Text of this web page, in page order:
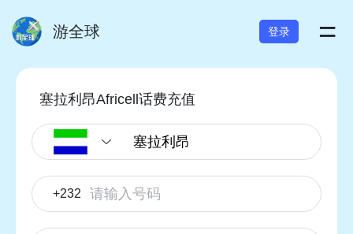
游全球 登录 =
塞拉利昂Africell话费充值
+232